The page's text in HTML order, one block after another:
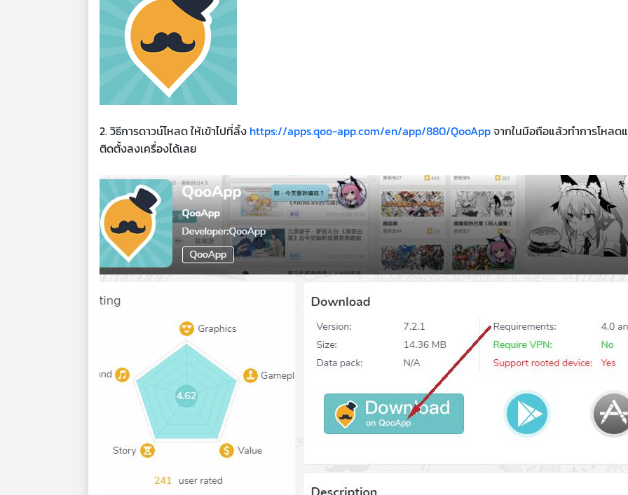
2. วิธีการดาวน์โหลด ให้เข้าไปที่ลิ้ง https://apps.qoo-app.com/en/app/880/QooAppจากในมือถือแล้วทำการโหลด
ติดตั้งลงเครื่องได้เลย